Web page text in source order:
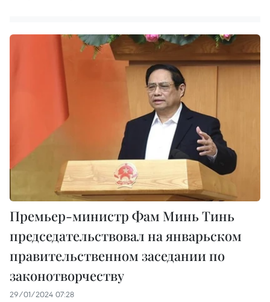
Премьер-министр Фам Минь Тинь
председательствовал на январьском
правительственном заседании по
законотворчеству
29/01/2024 07:28